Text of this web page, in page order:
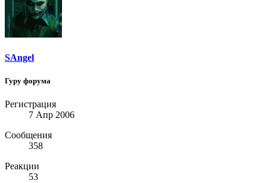
SAngel
Гуру форума
Регистрация
7 Апр 2006
Сообщения
358
Реакции
53